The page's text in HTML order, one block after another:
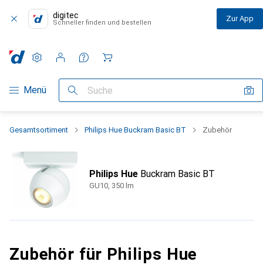
digitec
Schneller finden und bestellen Zur App
Navigation nach Kategorien
Menü Suche
Einstellungen
Kundenkonto
Vergleichslisten
Merklisten
Warenkorb
Gesamtsortiment Philips Hue Buckram Basic BT Zubehör
Philips Hue Buckram Basic BT
GU10, 350 lm
Zubehör für Philips Hue